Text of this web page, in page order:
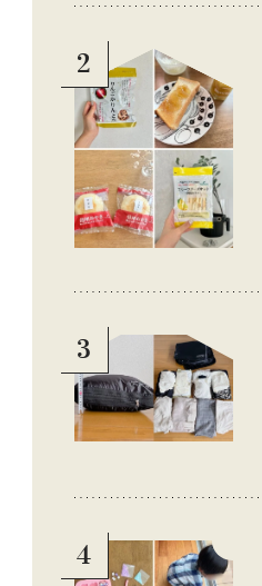
2
3
4